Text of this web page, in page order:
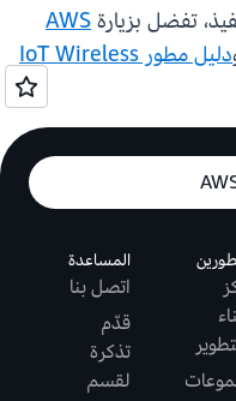
تفضل بزيارةAWS
دليل مطور IoT Wireless
المساعدة
اتصل بنا
قدّم
تذكرة
لقسم